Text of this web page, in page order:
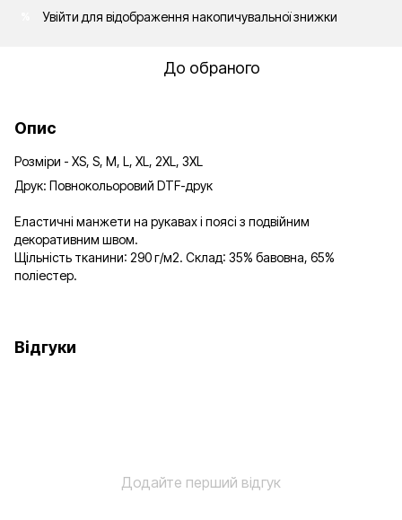
Увійти для відображення накопичувальної знижки
До обраного
Опис
Розміри - XS, S, M, L, XL, 2XL, 3XL
Друк: Повнокольоровий DTF-друк
Еластичні манжети на рукавах і поясі з подвійним
декоративним швом.
Щільність тканини: 290 г/м2. Склад: 35% бавовна, 65%
поліестер.
Відгуки
Додайте перший відгук